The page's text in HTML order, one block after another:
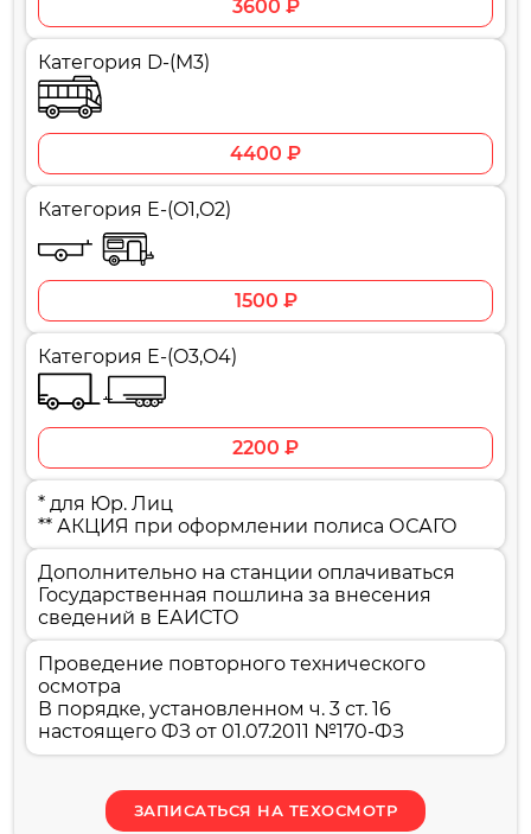
3600 ₽
Категория D-(M3)
4400 ₽
Категория E-(O1,O2)
1500 ₽
Категория E-(O3,O4)
2200 ₽
* для Юр. Лиц
** АКЦИЯ при оформлении полиса ОСАГО
Дополнительно на станции оплачиваться
Государственная пошлина за внесения
сведений в ЕАИСТО
Проведение повторного технического
осмотра
В порядке, установленном ч. 3 ст. 16
настоящего ФЗ от 01.07.2011 №170-ФЗ
ЗАПИСАТЬСЯ НА ТЕХОСМОТР